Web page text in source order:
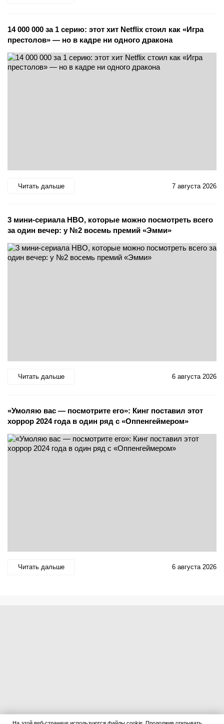
14 000 000 за 1 серию: этот хит Netflix стоил как «Игра
престолов» — но в кадре ни одного дракона
Читать дальше 7 августа 2026
3 мини-сериала HBO, которые можно посмотреть всего
за один вечер: у №2 восемь премий «Эмми»
Читать дальше 6 августа 2026
«Умоляю вас — посмотрите его»: Кинг поставил этот
хоррор 2024 года в один ряд с «Оппенгеймером»
Читать дальше 6 августа 2026